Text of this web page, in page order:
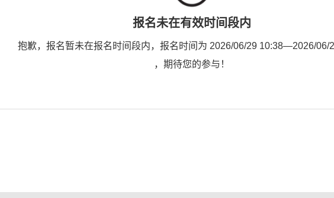
报名未在有效时间段内
抱歉，报名暂未在报名时间段内，报名时间为 2026/06/29 10:38—2026/06/
，期待您的参与！